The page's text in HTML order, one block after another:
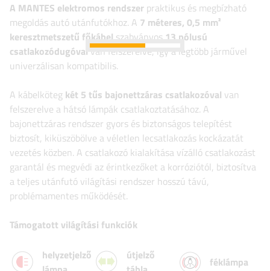
A MANTES elektromos rendszer praktikus és megbízható
megoldás autó utánfutókhoz. A 7 méteres, 0,5 mm²
keresztmetszetű főkábel szabványos 13 pólusú
csatlakozódugóvalvan felszerelve, így a legtöbb járművel
univerzálisan kompatibilis.
A kábelköteg két 5 tűs bajonettzáras csatlakozóval van
felszerelve a hátsó lámpák csatlakoztatásához. A
bajonettzáras rendszer gyors és biztonságos telepítést
biztosít, kiküszöbölve a véletlen lecsatlakozás kockázatát
vezetés közben. A csatlakozó kialakítása vízálló csatlakozást
garantál és megvédi az érintkezőket a korróziótól, biztosítva
a teljes utánfutó világítási rendszer hosszú távú,
problémamentes működését.
Támogatott világítási funkciók
helyzetjelző
útjelző
féklámpa